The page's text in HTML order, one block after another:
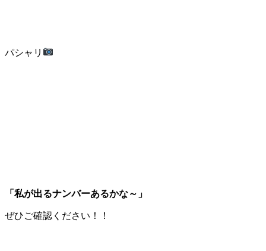
パシャリ
「私が出るナンバーあるかな～」
ぜひご確認ください！！